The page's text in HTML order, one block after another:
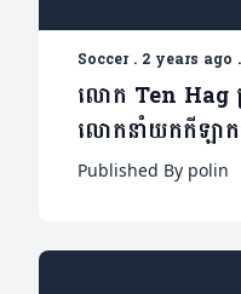
Soccer. 2 years ago .
លោក Ten Hag
លោកនាំយកកីឡាក
Published By polin